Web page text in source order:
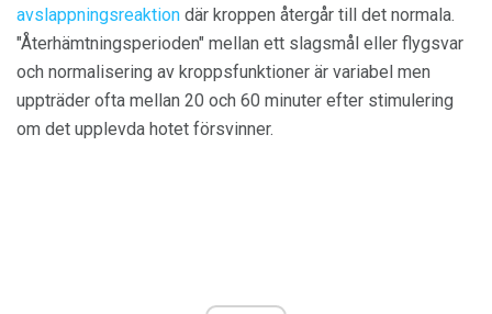
avslappningsreaktion där kroppen återgår till det normala.
"Återhämtningsperioden" mellan ett slagsmål eller flygsvar
och normalisering av kroppsfunktioner är variabel men
uppträder ofta mellan 20 och 60 minuter efter stimulering
om det upplevda hotet försvinner.